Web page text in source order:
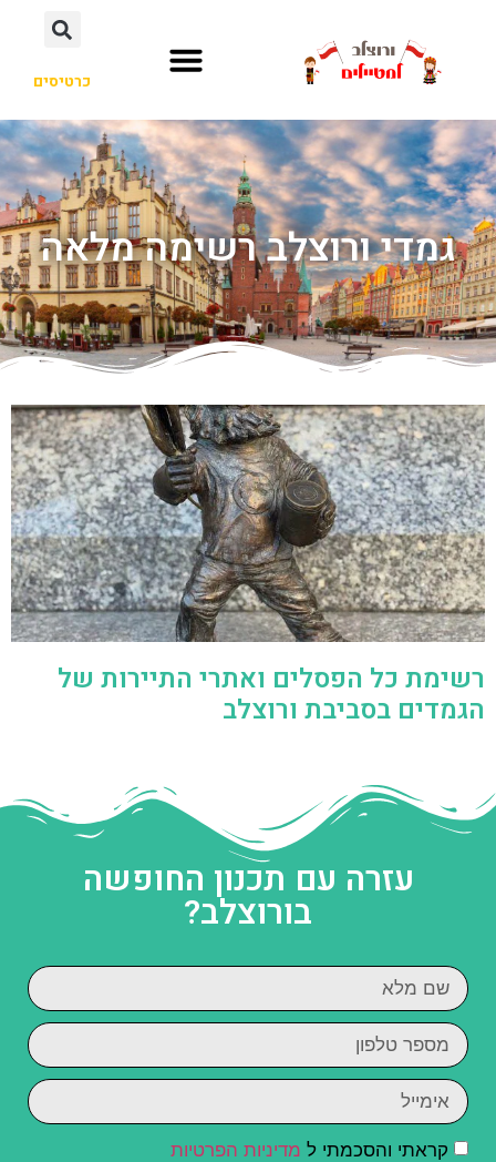
כרטיסים
גמדי ורוצלב רשימה מלאה
רשימת כל הפסלים ואתרי התיירות של
הגמדים בסביבת ורוצלב
עזרה עם תכנון החופשה
בורוצלב?
קראתי והסכמתי ל מדיניות הפרטיות